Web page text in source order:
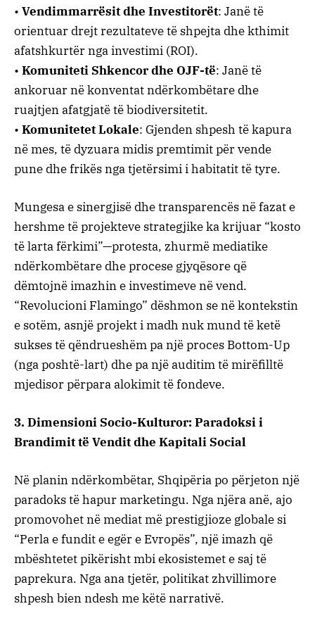
• ​ Vendimmarrësit dhe Investitorët: Janë të
orientuar drejt rezultateve të shpejta dhe kthimit
afatshkurtër nga investimi (ROI).
• ​ Komuniteti Shkencor dhe OJF-të: Janë të
ankoruar në konventat ndërkombëtare dhe
ruajtjen afatgjatë të biodiversitetit.
• ​ Komunitetet Lokale: Gjenden shpesh të kapura
në mes, të dyzuara midis premtimit për vende
pune dhe frikës nga tjetërsimi i habitatit të tyre.
​Mungesa e sinergjisë dhe transparencës në fazat e
hershme të projekteve strategjike ka krijuar “kosto
të larta fërkimi”—protesta, zhurmë mediatike
ndërkombëtare dhe procese gjyqësore që
dëmtojnë imazhin e investimeve në vend.
“Revolucioni Flamingo” dëshmon se në kontekstin
e sotëm, asnjë projekt i madh nuk mund të ketë
sukses të qëndrueshëm pa një proces Bottom-Up
(nga poshtë-lart) dhe pa një auditim të mirëfilltë
mjedisor përpara alokimit të fondeve.
​3. Dimensioni Socio-Kulturor: Paradoksi i
Brandimit të Vendit dhe Kapitali Social
​Në planin ndërkombëtar, Shqipëria po përjeton një
paradoks të hapur marketingu. Nga njëra anë, ajo
promovohet në mediat më prestigjioze globale si
“Perla e fundit e egër e Evropës”, një imazh që
mbështetet pikërisht mbi ekosistemet e saj të
paprekura. Nga ana tjetër, politikat zhvillimore
shpesh bien ndesh me këtë narrativë.